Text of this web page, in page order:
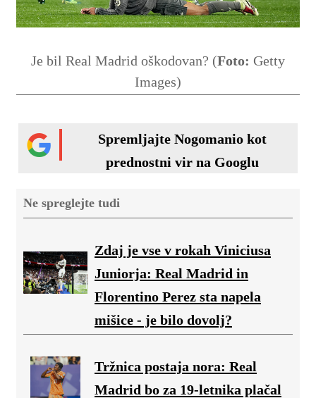
Je bil Real Madrid oškodovan? (Foto: Getty
Images)
Spremljajte Nogomanio kot
prednostni vir na Googlu
Ne spreglejte tudi
Zdaj je vse v rokah Viniciusa
Juniorja: Real Madrid in
Florentino Perez sta napela
mišice - je bilo dovolj?
Tržnica postaja nora: Real
Madrid bo za 19-letnika plačal